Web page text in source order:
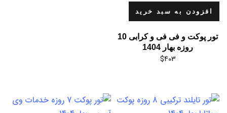
افزودن به سبد خرید
تور پوکت و فی فی و کرابی 10
روزه بهار 1404
$403